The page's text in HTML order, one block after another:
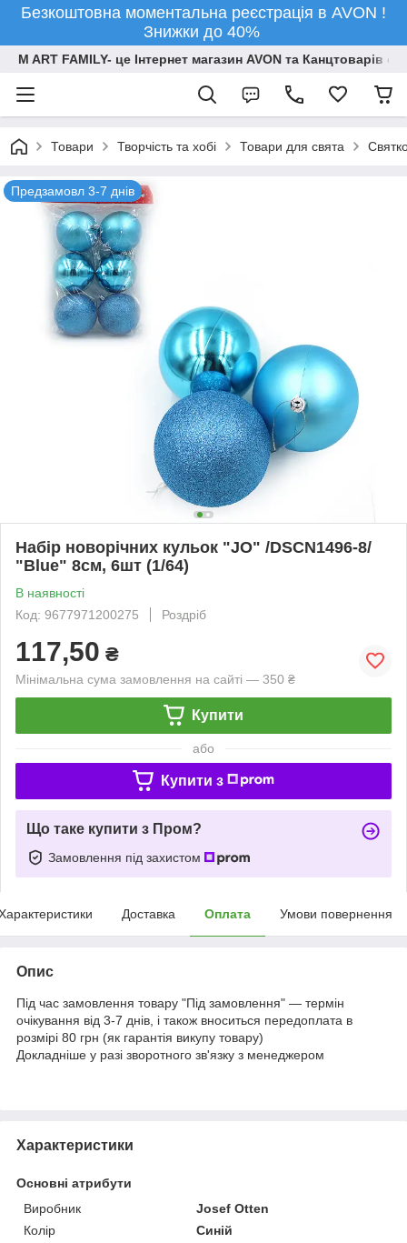
Безкоштовна моментальна реєстрація в AVON !
Знижки до 40%
M ART FAMILY- це Інтернет магазин AVON та Канцтоварів
Товари Творчiсть та хобi Товари для свята
Предзамовл 3-7 днів
Набір новорічних кульок "JO" /DSCN1496-8/
"Blue" 8см, 6шт (1/64)
В наявності
Код: 9677971200275
Роздріб
117,50 ₴
Мінімальна сума замовлення на сайті — 350 ₴
Купити
або
Купити з
Що таке купити з Пром?
Замовлення під захистом
Доставка Оплата Умови повернення
Опис
Під час замовлення товару "Під замовлення" — термін
очікування від 3-7 днів, і також вноситься передоплата в
розмірі 80 грн (як гарантія викупу товару)
Докладніше у разі зворотного зв'язку з менеджером
Характеристики
Основні атрибути
Виробник
Josef Otten
Колір
Синій